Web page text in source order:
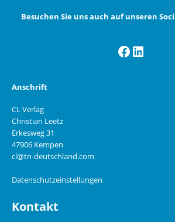
Besuchen Sie uns auch auf unseren
Facebook
Anschrift
CL Verlag
Christian Leetz
Erkesweg 31
47906 Kempen
cl@tn-deutschland.com
Datenschutzeinstellungen
Kontakt